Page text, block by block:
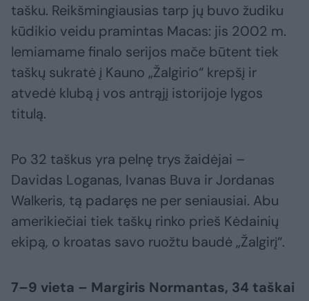
tašku. Reikšmingiausias tarp jų buvo žudiku
kūdikio veidu pramintas Macas: jis 2002 m.
lemiamame finalo serijos mače būtent tiek
taškų sukratė į Kauno „Žalgirio“ krepšį ir
atvedė klubą į vos antrąjį istorijoje lygos
titulą.
Po 32 taškus yra pelnę trys žaidėjai –
Davidas Loganas, Ivanas Buva ir Jordanas
Walkeris, tą padaręs ne per seniausiai. Abu
amerikiečiai tiek taškų rinko prieš Kėdainių
ekipą, o kroatas savo ruožtu baudė „Žalgirį“.
7–9 vieta – Margiris Normantas, 34 taškai